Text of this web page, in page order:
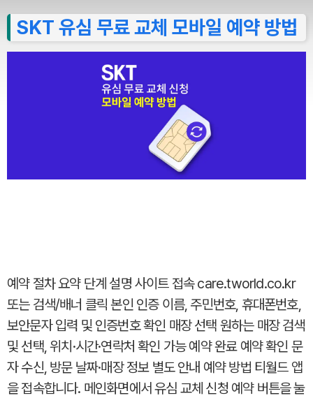
SKT 유심 무료 교체 모바일 예약 방법
예약 절차 요약 단계 설명 사이트 접속 care.tworld.co.kr
또는 검색/배너 클릭 본인 인증 이름, 주민번호, 휴대폰번호,
보안문자 입력 및 인증번호 확인 매장 선택 원하는 매장 검색
및 선택, 위치·시간·연락처 확인 가능 예약 완료 예약 확인 문
자 수신, 방문 날짜·매장 정보 별도 안내 예약 방법 티월드 앱
을 접속합니다. 메인화면에서 유심 교체 신청 예약 버튼을 눌